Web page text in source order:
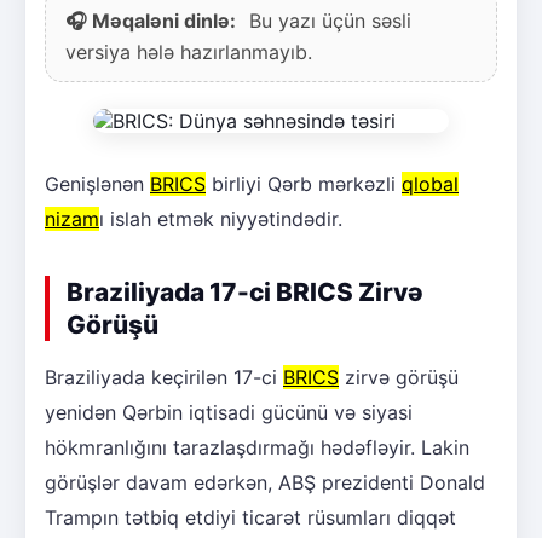
🎧 Məqaləni dinlə:
Bu yazı üçün səsli
versiya hələ hazırlanmayıb.
Genişlənən BRICS birliyi Qərb mərkəzli qlobal
nizamı islah etmək niyyətindədir.
Braziliyada 17-ci BRICS Zirvə
Görüşü
Braziliyada keçirilən 17-ci BRICS zirvə görüşü
yenidən Qərbin iqtisadi gücünü və siyasi
hökmranlığını tarazlaşdırmağı hədəfləyir. Lakin
görüşlər davam edərkən, ABŞ prezidenti Donald
Trampın tətbiq etdiyi ticarət rüsumları diqqət